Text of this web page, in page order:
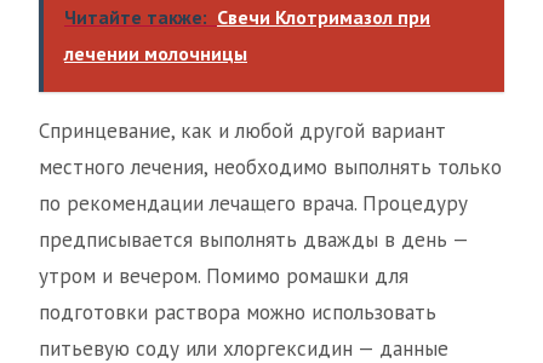
Читайте также: Свечи Клотримазол при
лечении молочницы
Спринцевание, как и любой другой вариант
местного лечения, необходимо выполнять только
по рекомендации лечащего врача. Процедуру
предписывается выполнять дважды в день —
утром и вечером. Помимо ромашки для
подготовки раствора можно использовать
питьевую соду или хлоргексидин — данные